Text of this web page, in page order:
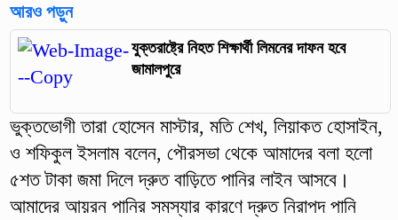
আরও পড়ুন
যুক্তরাষ্ট্রে নিহত শিক্ষার্থী লিমনের দাফন হবে
জামালপুরে
ভুক্তভোগী তারা হোসেন মাস্টার, মতি শেখ, লিয়াকত হোসাইন,
ও শফিকুল ইসলাম বলেন, পৌরসভা থেকে আমাদের বলা হলো
৫শত টাকা জমা দিলে দ্রুত বাড়িতে পানির লাইন আসবে।
আমাদের আয়রন পানির সমস্যার কারণে দ্রুত নিরাপদ পানি